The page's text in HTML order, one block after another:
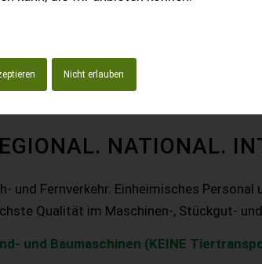
Nicht erlauben
NATIONAL.
und Fernverkehr. Einheimisches
Qualität im Maschinen-, Stückgut-
und Baumaschinen (KEINE